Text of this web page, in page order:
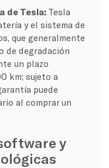
de Tesla: Tesla
y el sistema de
que generalmente
de degradación
un plazo
km; sujeto a
puede
al comprar un
y